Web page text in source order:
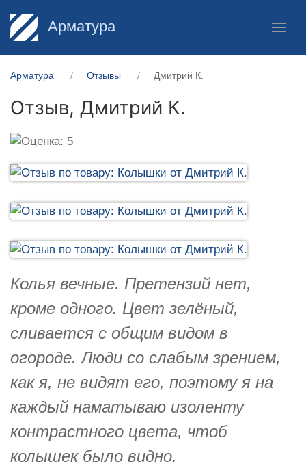
Арматура
Арматура Отзывы Дмитрий К.
Отзыв, Дмитрий К.
Колья вечные. Претензий нет,
кроме одного. Цвет зелёный,
сливается с общим видом в
огороде. Люди со слабым зрением,
как я, не видят его, поэтому я на
каждый наматываю изоленту
контрастного цвета, чтоб
колышек было видно.